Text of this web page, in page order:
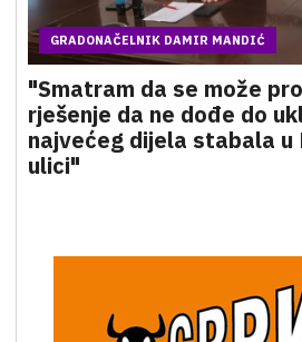
GRADONAČELNIK DAMIR MANDIĆ
"Smatram da se može
rješenje da ne dođe do
najvećeg dijela stabala u
ulici"